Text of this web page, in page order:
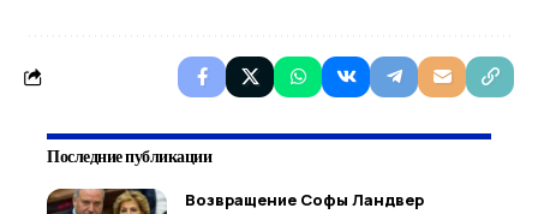
Последние публикации
Возвращение Софы Ландвер